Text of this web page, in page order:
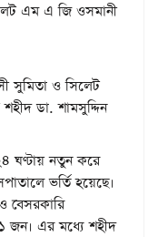
এম এ জি ওসমানী
সুমিতা ও সিলেট
ডা. শামসুদ্দিন
ঘণ্টায় নতুন করে
ভর্তি হয়েছে।
বেসরকারি
জন। এর মধ্যে শহীদ